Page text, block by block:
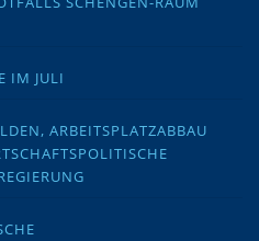
IM JULI
ARBEITSPLATZABBAU